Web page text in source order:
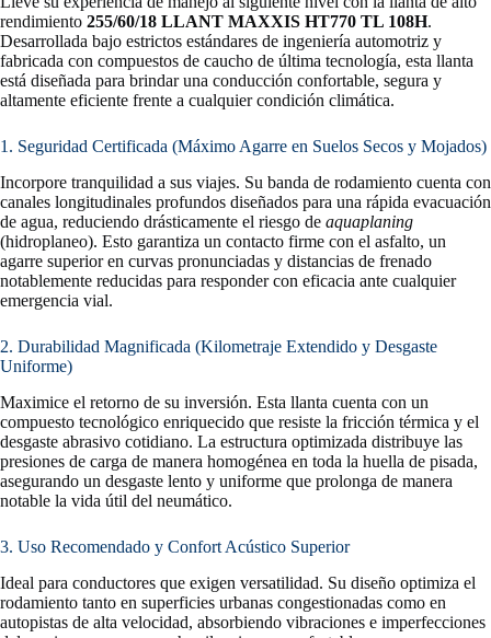
rendimiento 255/60/18 LLANT MAXXIS HT770 TL 108H.
Desarrollada bajo estrictos estándares de ingeniería automotriz y
fabricada con compuestos de caucho de última tecnología, esta llanta
está diseñada para brindar una conducción confortable, segura y
altamente eficiente frente a cualquier condición climática.
1. Seguridad Certificada (Máximo Agarre en Suelos Secos y Mojados)
Incorpore tranquilidad a sus viajes. Su banda de rodamiento cuenta con
canales longitudinales profundos diseñados para una rápida evacuación
de agua, reduciendo drásticamente el riesgo de aquaplaning
(hidroplaneo). Esto garantiza un contacto firme con el asfalto, un
agarre superior en curvas pronunciadas y distancias de frenado
notablemente reducidas para responder con eficacia ante cualquier
emergencia vial.
2. Durabilidad Magnificada (Kilometraje Extendido y Desgaste
Uniforme)
Maximice el retorno de su inversión. Esta llanta cuenta con un
compuesto tecnológico enriquecido que resiste la fricción térmica y el
desgaste abrasivo cotidiano. La estructura optimizada distribuye las
presiones de carga de manera homogénea en toda la huella de pisada,
asegurando un desgaste lento y uniforme que prolonga de manera
notable la vida útil del neumático.
3. Uso Recomendado y Confort Acústico Superior
Ideal para conductores que exigen versatilidad. Su diseño optimiza el
rodamiento tanto en superficies urbanas congestionadas como en
autopistas de alta velocidad, absorbiendo vibraciones e imperfecciones